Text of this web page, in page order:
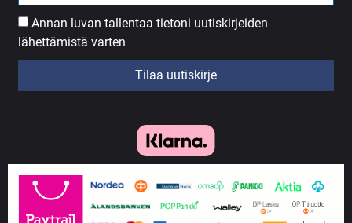
Annan luvan tallentaa tietoni uutiskirjeiden
lähettämistä varten
Tilaa uutiskirje